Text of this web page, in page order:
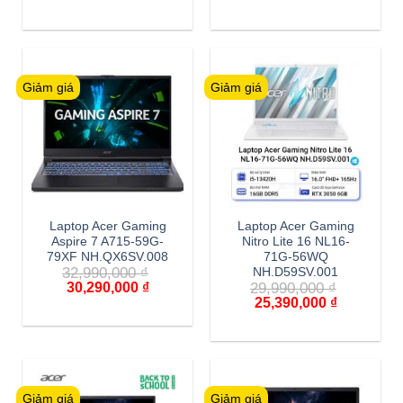
Giảm giá
Laptop Acer Gaming
Aspire 7 A715-59G-
79XF NH.QX6SV.008
32,990,000₫
30,290,000 ₫
Giảm giá
Laptop Acer Gaming
Nitro Lite 16 NL16-
71G-56WQ
NH.D59SV.001
29,990,000₫
25,390,000 ₫
Giảm giá Giảm giá